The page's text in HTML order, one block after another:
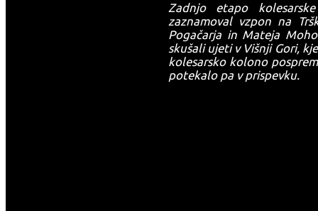
Zadnjo etapo
zaznamoval vzpon na
Pogačarja in Mateja
skušali ujeti v Višnji Gori,
kolesarsko kolono
potekalo pa v prispevku.